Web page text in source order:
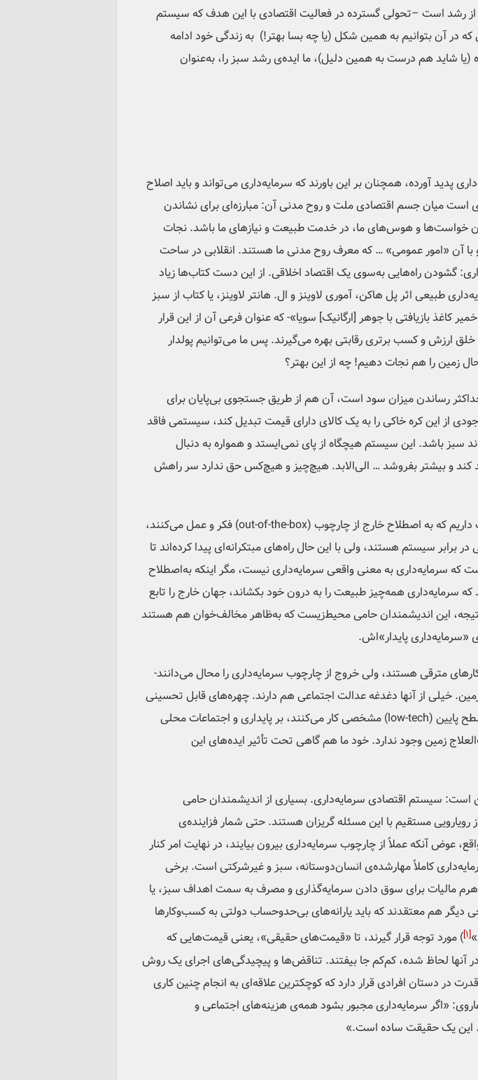
از رشد است –تحولی گسترده در فعالیت اقتصادی با این هدف که سیستم
آن بتوانیم به همین شکل (یا چه بسا بهتر!) به زندگی خود ادامه
(یا شاید هم درست به همین دلیل)، ما ایده‌ی رشد سبز را، به‌عنوان
آورده، همچنان بر این باورند که سرمایه‌داری می‌تواند و باید اصلاح
است میان جسم اقتصادی ملت و روح مدنی آن: مبارزه‌ای برای نشاندن
خواست‌ها و هوس‌های ما، در خدمت طبیعت و نیازهای ما باشد. نجات
با آن «امور عمومی» … که معرف روح مدنی ‌ما هستند. انقلابی در ساحت
گشودن راه‌هایی به‌سوی یک اقتصاد اخلاقی. از این دست کتاب‌ها زیاد
طبیعی اثر پل هاکن، آموری لاوینز و ال. هانتر لاوینز، یا کتاب از سبز
بازیافتی با جوهر [ارگانیک] سویا»- که عنوان فرعی آن از این قرار
ارزش و کسب برتری رقابتی بهره می‌گیرند. پس ما می‌توانیم پولدار
زمین را هم نجات دهیم! چه از این بهتر؟
رساندن میزان سود است، آن هم از طریق جستجوی بی‌پایان برای
از این کره خاکی را به یک کالای دارای قیمت تبدیل کند، سیستمی فاقد
باشد. این سیستم هیچگاه از پای نمی‌ایستد و همواره به دنبال
و بیشتر بفروشد … الی‌الابد. هیچ‌چیز و هیچ‌کس حق ندارد سر راهش
ما اندیشمندان و کنشگران برجسته‌ای در حوزه‌ی بوم‌شناسی و محیط ‌‌زیست‌ داریم که به اصطلاح خارج از چارچوب (out-of-the-box) فکر و عمل می‌کنند،
سیستم هستند، ولی با این حال راه‌های مبتکرانه‌ای پیدا کرده‌اند تا
که سرمایه‌داری به معنی واقعی سرمایه‌داری نیست، مگر اینکه به‌اصطلاح
سرمایه‌داری همه‌چیز طبیعت را به درون خود بکشاند، جهان خارج را تابع
این اندیشمندان حامی محیط‌زیست‌‌ که به‌ظاهر مخالف‌خوان هم هستند
پایدار»اش.
مترقی هستند، ولی خروج از چارچوب سرمایه‌داری را محال می‌دانند-
خیلی از آنها دغدغه عدالت اجتماعی هم دارند. چهره‌های قابل تحسینی
مثل وِس جکسون و وِندل بِری دارند روی راه‌‌کار‌های مبتنی بر فناوری‌های سطح ‌پایین (low-tech) مشخصی کار می‌کنند، بر پایداری و اجتماعات محلی
زمین وجود ندارد. خود ما هم گاهی تحت تأثیر ایده‌های این
است: سیستم اقتصادی سرمایه‌داری. بسیاری از اندیشمندان حامی
مستقیم با این مسئله گریزان هستند. حتی شمار فزاینده‌ی
عوض آنکه عملاً از چارچوب سرمایه‌داری بیرون بیایند، در نهایت امر کنار
کاملاً مهارشده‌ی انسان‌دوستانه، سبز و غیرشرکتی است. برخی
مالیات برای سوق دادن سرمایه‌گذاری و مصرف به سمت اهداف سبز، یا
هم معتقدند که باید یارانه‌های بی‌حدوحساب دولتی به کسب‌وکارها
[۱] ) مورد توجه قرار گیرند، تا «قیمت‌های حقیقی»، یعنی قیمت‌هایی که
آنها لحاظ شده، کم‌کم جا بیفتند. تناقض‌ها و پیچیدگی‌های اجرای یک روش
دستان افرادی قرار دارد که کوچکترین علاقه‌ای به انجام چنین کاری
«اگر سرمایه‌داری مجبور بشود همه‌ی هزینه‌های اجتماعی و
این یک حقیقت ساده است.»